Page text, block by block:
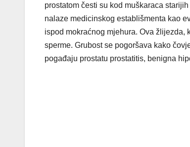
prostatom česti su kod muškaraca
nalaze medicinskog establišmenta kao
ispod mokraćnog mjehura. Ova
sperme. Grubost se pogoršava kako
pogađaju prostatu prostatitis, benigna